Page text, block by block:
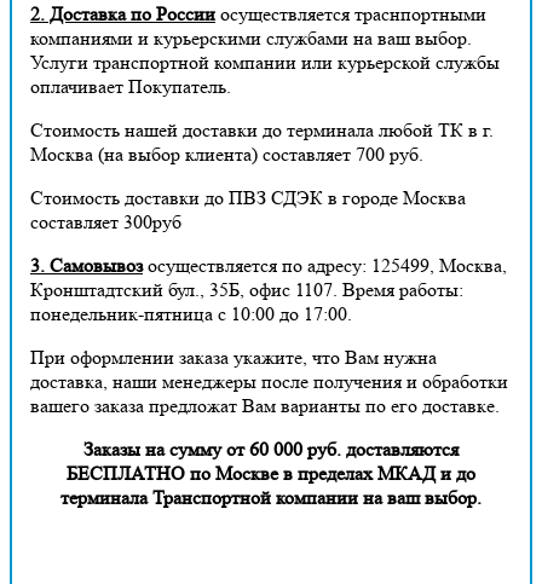
2. Доставка по России осуществляется траснпортными
компаниями и курьерскими службами на ваш выбор.
Услуги транспортной компании или курьерской службы
оплачивает Покупатель.
Стоимость нашей доставки до терминала любой ТК в г.
Москва (на выбор клиента) составляет 700 руб.
Стоимость доставки до ПВЗ СДЭК в городе Москва
составляет 300руб
3. Самовывозосуществляется по адресу: 125499, Москва,
Кронштадтский бул., 35Б, офис 1107. Время работы:
понедельник-пятница с 10:00 до 17:00.
При оформлении заказа укажите, что Вам нужна
доставка, наши менеджеры после получения и обработки
вашего заказа предложат Вам варианты по его доставке.
Заказы на сумму от 60 000 руб. доставляются
БЕСПЛАТНО по Москве в пределах МКАД и до
терминала Транспортной компании на ваш выбор.